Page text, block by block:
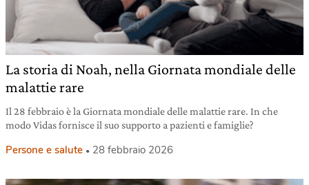
La storia di Noah, nella Giornata mondiale delle
malattie rare
Il 28 febbraio è la Giornata mondiale delle malattie rare. In che
modo Vidas fornisce il suo supporto a pazienti e famiglie?
Persone e salute 28 febbraio 2026